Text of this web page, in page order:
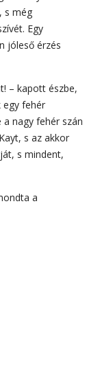
s még
Egy
jóleső érzés
– kapott észbe,
egy fehér
nagy fehér szán
s az akkor
s mindent,
a